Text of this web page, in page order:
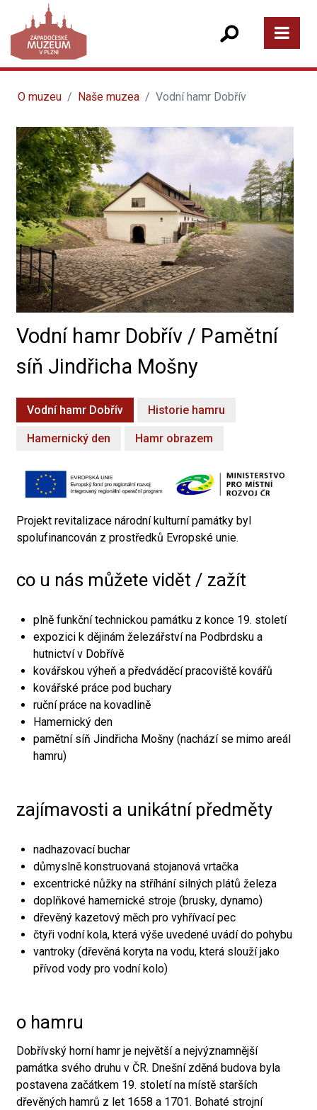
O muzeu Naše muzea Vodní hamr Dobřív
Vodní hamr Dobřív / Pamětní
síň Jindřicha Mošny
Vodní hamr Dobřív Historie hamru
Hamernický den Hamr obrazem
Projekt revitalizace národní kulturní památky byl
spolufinancován z prostředků Evropské unie.
co u nás můžete vidět / zažít
plně funkční technickou památku z konce 19. století
expozici k dějinám železářství na Podbrdsku a
hutnictví v Dobřívě
kovářskou výheň a předváděcí pracoviště kovářů
kovářské práce pod buchary
ruční práce na kovadlině
Hamernický den
pamětní síň Jindřicha Mošny (nachází se mimo areál
hamru)
zajímavosti a unikátní předměty
nadhazovací buchar
důmyslně konstruovaná stojanová vrtačka
excentrické nůžky na stříhání silných plátů železa
doplňkové hamernické stroje (brusky, dynamo)
dřevěný kazetový měch pro vyhřívací pec
čtyři vodní kola, která výše uvedené uvádí do pohybu
vantroky (dřevěná koryta na vodu, která slouží jako
přívod vody pro vodní kolo)
o hamru
Dobřívský horní hamr je největší a nejvýznamnější
památka svého druhu v ČR. Dnešní zděná budova byla
postavena začátkem 19. století na místě starších
dřevěných hamrů z let 1658 a 1701. Bohaté strojní